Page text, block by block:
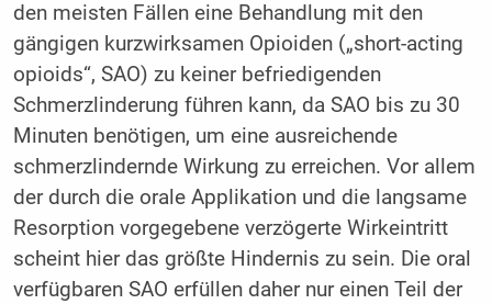
den meisten Fällen eine Behandlung mit den
gängigen kurzwirksamen Opioiden („short-acting
opioids“, SAO) zu keiner befriedigenden
Schmerzlinderung führen kann, da SAO bis zu 30
Minuten benötigen, um eine ausreichende
schmerzlindernde Wirkung zu erreichen. Vor allem
der durch die orale Applikation und die langsame
Resorption vorgegebene verzögerte Wirkeintritt
scheint hier das größte Hindernis zu sein. Die oral
verfügbaren SAO erfüllen daher nur einen Teil der